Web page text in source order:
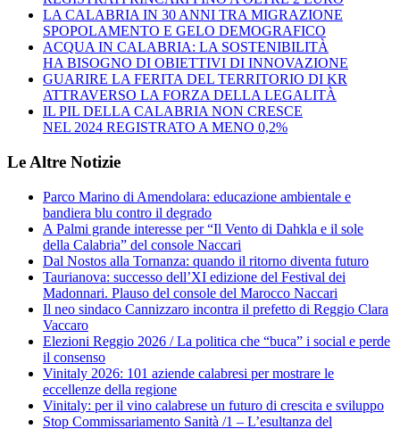
LA CALABRIA IN 30 ANNI TRA MIGRAZIONE
SPOPOLAMENTO E GELO DEMOGRAFICO
ACQUA IN CALABRIA: LA SOSTENIBILITÀ
HA BISOGNO DI OBIETTIVI DI INNOVAZIONE
GUARIRE LA FERITA DEL TERRITORIO DI KR
ATTRAVERSO LA FORZA DELLA LEGALITÀ
IL PIL DELLA CALABRIA NON CRESCE
NEL 2024 REGISTRATO A MENO 0,2%
Le Altre Notizie
Parco Marino di Amendolara: educazione ambientale e
bandiera blu contro il degrado
A Palmi grande interesse per “Il Vento di Dahkla e il sole
della Calabria” del console Naccari
Dal Nostos alla Tornanza: quando il ritorno diventa futuro
Taurianova: successo dell’XI edizione del Festival dei
Madonnari. Plauso del console del Marocco Naccari
Il neo sindaco Cannizzaro incontra il prefetto di Reggio Clara
Vaccaro
Elezioni Reggio 2026 / La politica che “buca” i social e perde
il consenso
Vinitaly 2026: 101 aziende calabresi per mostrare le
eccellenze della regione
Vinitaly: per il vino calabrese un futuro di crescita e sviluppo
Stop Commissariamento Sanità /1 – L’esultanza del